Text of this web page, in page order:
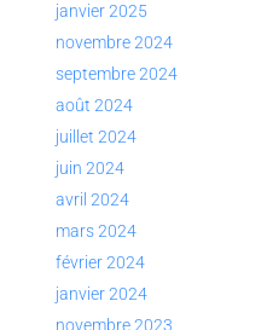
janvier 2025
novembre 2024
septembre 2024
août 2024
juillet 2024
juin 2024
avril 2024
mars 2024
février 2024
janvier 2024
novembre 2023